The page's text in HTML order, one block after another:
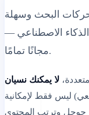
البحث وسهلة
الاصطناعي —
مجانًا تمامًا.
لا يمكنك نسيان
ليس فقط لإمكانية
وترتب المحتوى